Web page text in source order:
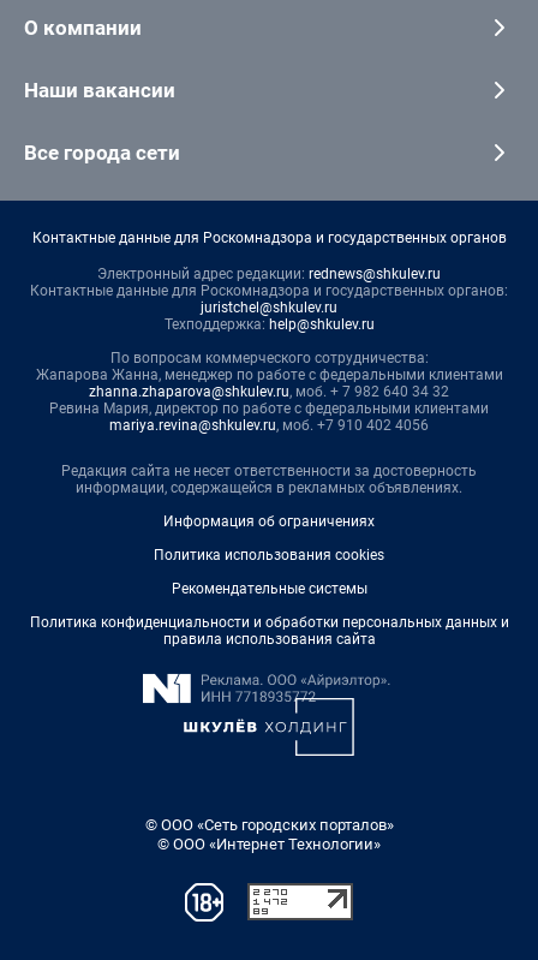
О компании
Наши вакансии
Все города сети
Контактные данные для Роскомнадзора и государственных органов
Электронный адрес редакции: rednews@shkulev.ru
Контактные данные для Роскомнадзора и государственных органов:
juristchel@shkulev.ru
Техподдержка: help@shkulev.ru
По вопросам коммерческого сотрудничества:
Жапарова Жанна, менеджер по работе с федеральными клиентами
zhanna.zhaparova@shkulev.ru, моб. + 7 982 640 34 32
Ревина Мария, директор по работе с федеральными клиентами
mariya.revina@shkulev.ru, моб. +7 910 402 4056
Редакция сайта не несет ответственности за достоверность
информации, содержащейся в рекламных объявлениях.
Информация об ограничениях
Политика использования cookies
Рекомендательные системы
Политика конфиденциальности и обработки персональных данных и
правила использования сайта
© ООО «Сеть городских порталов»
© ООО «Интернет Технологии»